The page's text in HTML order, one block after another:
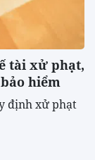
tài xử phạt,
hiểm
định xử phạt